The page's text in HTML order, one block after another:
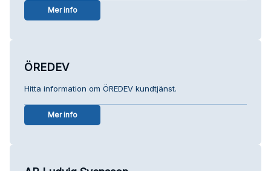
Mer info
ÖREDEV
Hitta information om ÖREDEV kundtjänst.
Mer info